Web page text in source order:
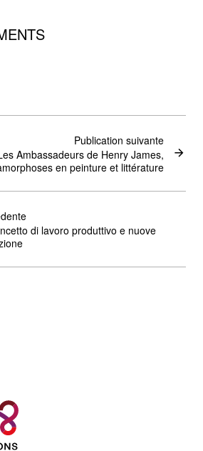
di lavoro produttivo e nuove
Publication suivante
Ambassadeurs de Henry James,
en peinture et littérature